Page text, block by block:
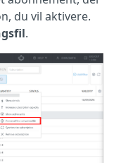
du vil aktivere.
.